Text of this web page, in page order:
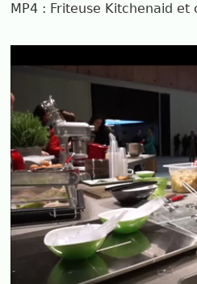
MP4 : Friteuse Kitchenaid